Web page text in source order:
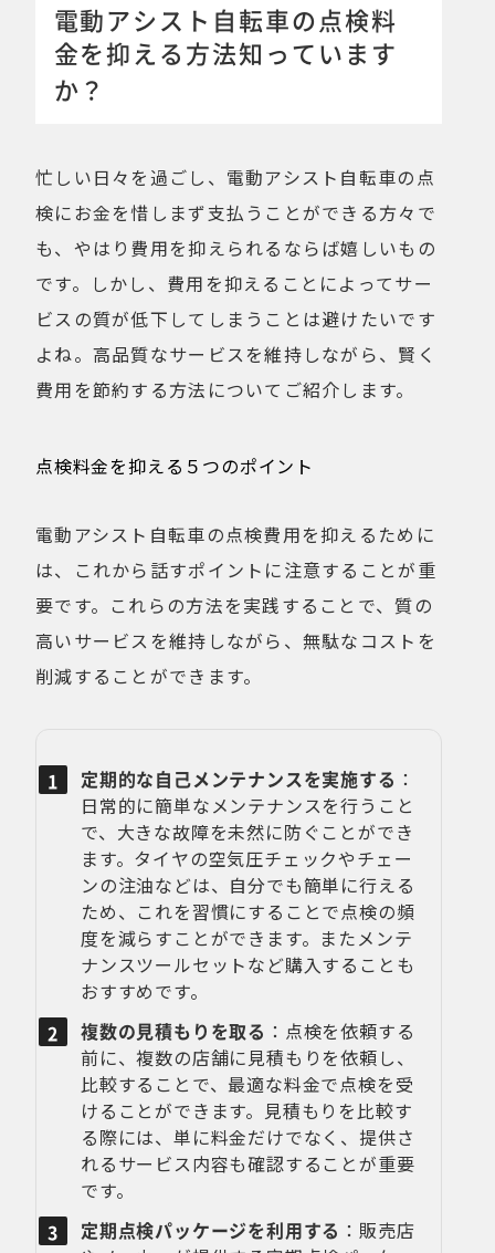
電動アシスト自転車の点検料
金を抑える方法知っています
か？
忙しい日々を過ごし、電動アシスト自転車の点
検にお金を惜しまず支払うことができる方々で
も、やはり費用を抑えられるならば嬉しいもの
です。しかし、費用を抑えることによってサー
ビスの質が低下してしまうことは避けたいです
よね。高品質なサービスを維持しながら、賢く
費用を節約する方法についてご紹介します。
点検料金を抑える５つのポイント
電動アシスト自転車の点検費用を抑えるために
は、これから話すポイントに注意することが重
要です。これらの方法を実践することで、質の
高いサービスを維持しながら、無駄なコストを
削減することができます。
定期的な自己メンテナンスを実施する ：
日常的に簡単なメンテナンスを行うこと
で、大きな故障を未然に防ぐことができ
ます。タイヤの空気圧チェックやチェー
ンの注油などは、自分でも簡単に行える
ため、これを習慣にすることで点検の頻
度を減らすことができます。またメンテ
ナンスツールセットなど購入することも
おすすめです。
複数の見積もりを取る ：点検を依頼する
前に、複数の店舗に見積もりを依頼し、
比較することで、最適な料金で点検を受
けることができます。見積もりを比較す
る際には、単に料金だけでなく、提供さ
れるサービス内容も確認することが重要
です。
定期点検パッケージを利用する ：販売店